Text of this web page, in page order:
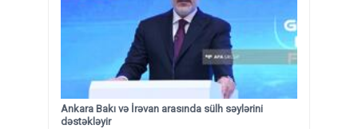
Ankara Bakı və İrəvan arasında sülh səylərini
dəstəkləyir